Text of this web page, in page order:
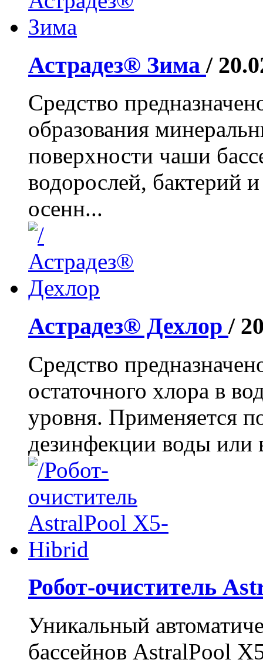
Астрадез® Зима /
Средство
образования
поверхности чаши
водорослей, бактерий
осенн...
Астрадез® Дехлор /
Средство
остаточного хлора в
уровня. Применяется
дезинфекции воды или
Робот-очиститель
Уникальный
бассейнов AstralPool